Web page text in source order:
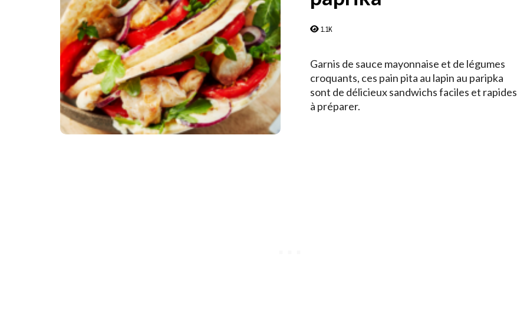
1.1K
Garnis de sauce mayonnaise et de légumes
croquants, ces pain pita au lapin au paripka
sont de délicieux sandwichs faciles et rapides
à préparer.